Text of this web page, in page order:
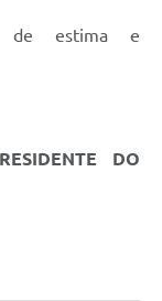
de estima e
DO